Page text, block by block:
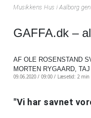
Musikkens Hus i Aalborg
GAFFA.dk –
AF OLE ROSENSTAND
MORTEN RYGAARD,
09.06.2020 / 09:00 / Læsetid: 2 min
"Vi har savnet